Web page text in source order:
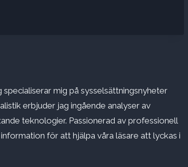
mig på sysselsättningsnyheter
erbjuder jag ingående analyser av
teknologier. Passionerad av professionell
för att hjälpa våra läsare att lyckas i